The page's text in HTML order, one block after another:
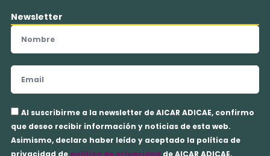
Newsletter
Nombre
Email
Aceptación
privacidad
Al suscribirme a la newsletter de AICAR ADICAE, confirmo
que deseo recibir información y noticias de esta web.
Asimismo, declaro haber leído y aceptado la política de